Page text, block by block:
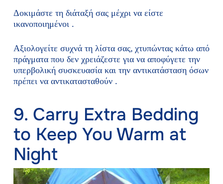
Δοκιμάστε τη διάταξή σας μέχρι να είστε
ικανοποιημένοι .
Αξιολογείτε συχνά τη λίστα σας, χτυπώντας κάτω από
πράγματα που δεν χρειάζεστε για να αποφύγετε την
υπερβολική συσκευασία και την αντικατάσταση όσων
πρέπει να αντικατασταθούν .
9. Carry Extra Bedding
to Keep You Warm at
Night